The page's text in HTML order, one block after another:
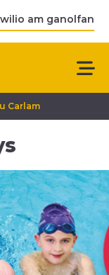
am ganolfan
Carlam